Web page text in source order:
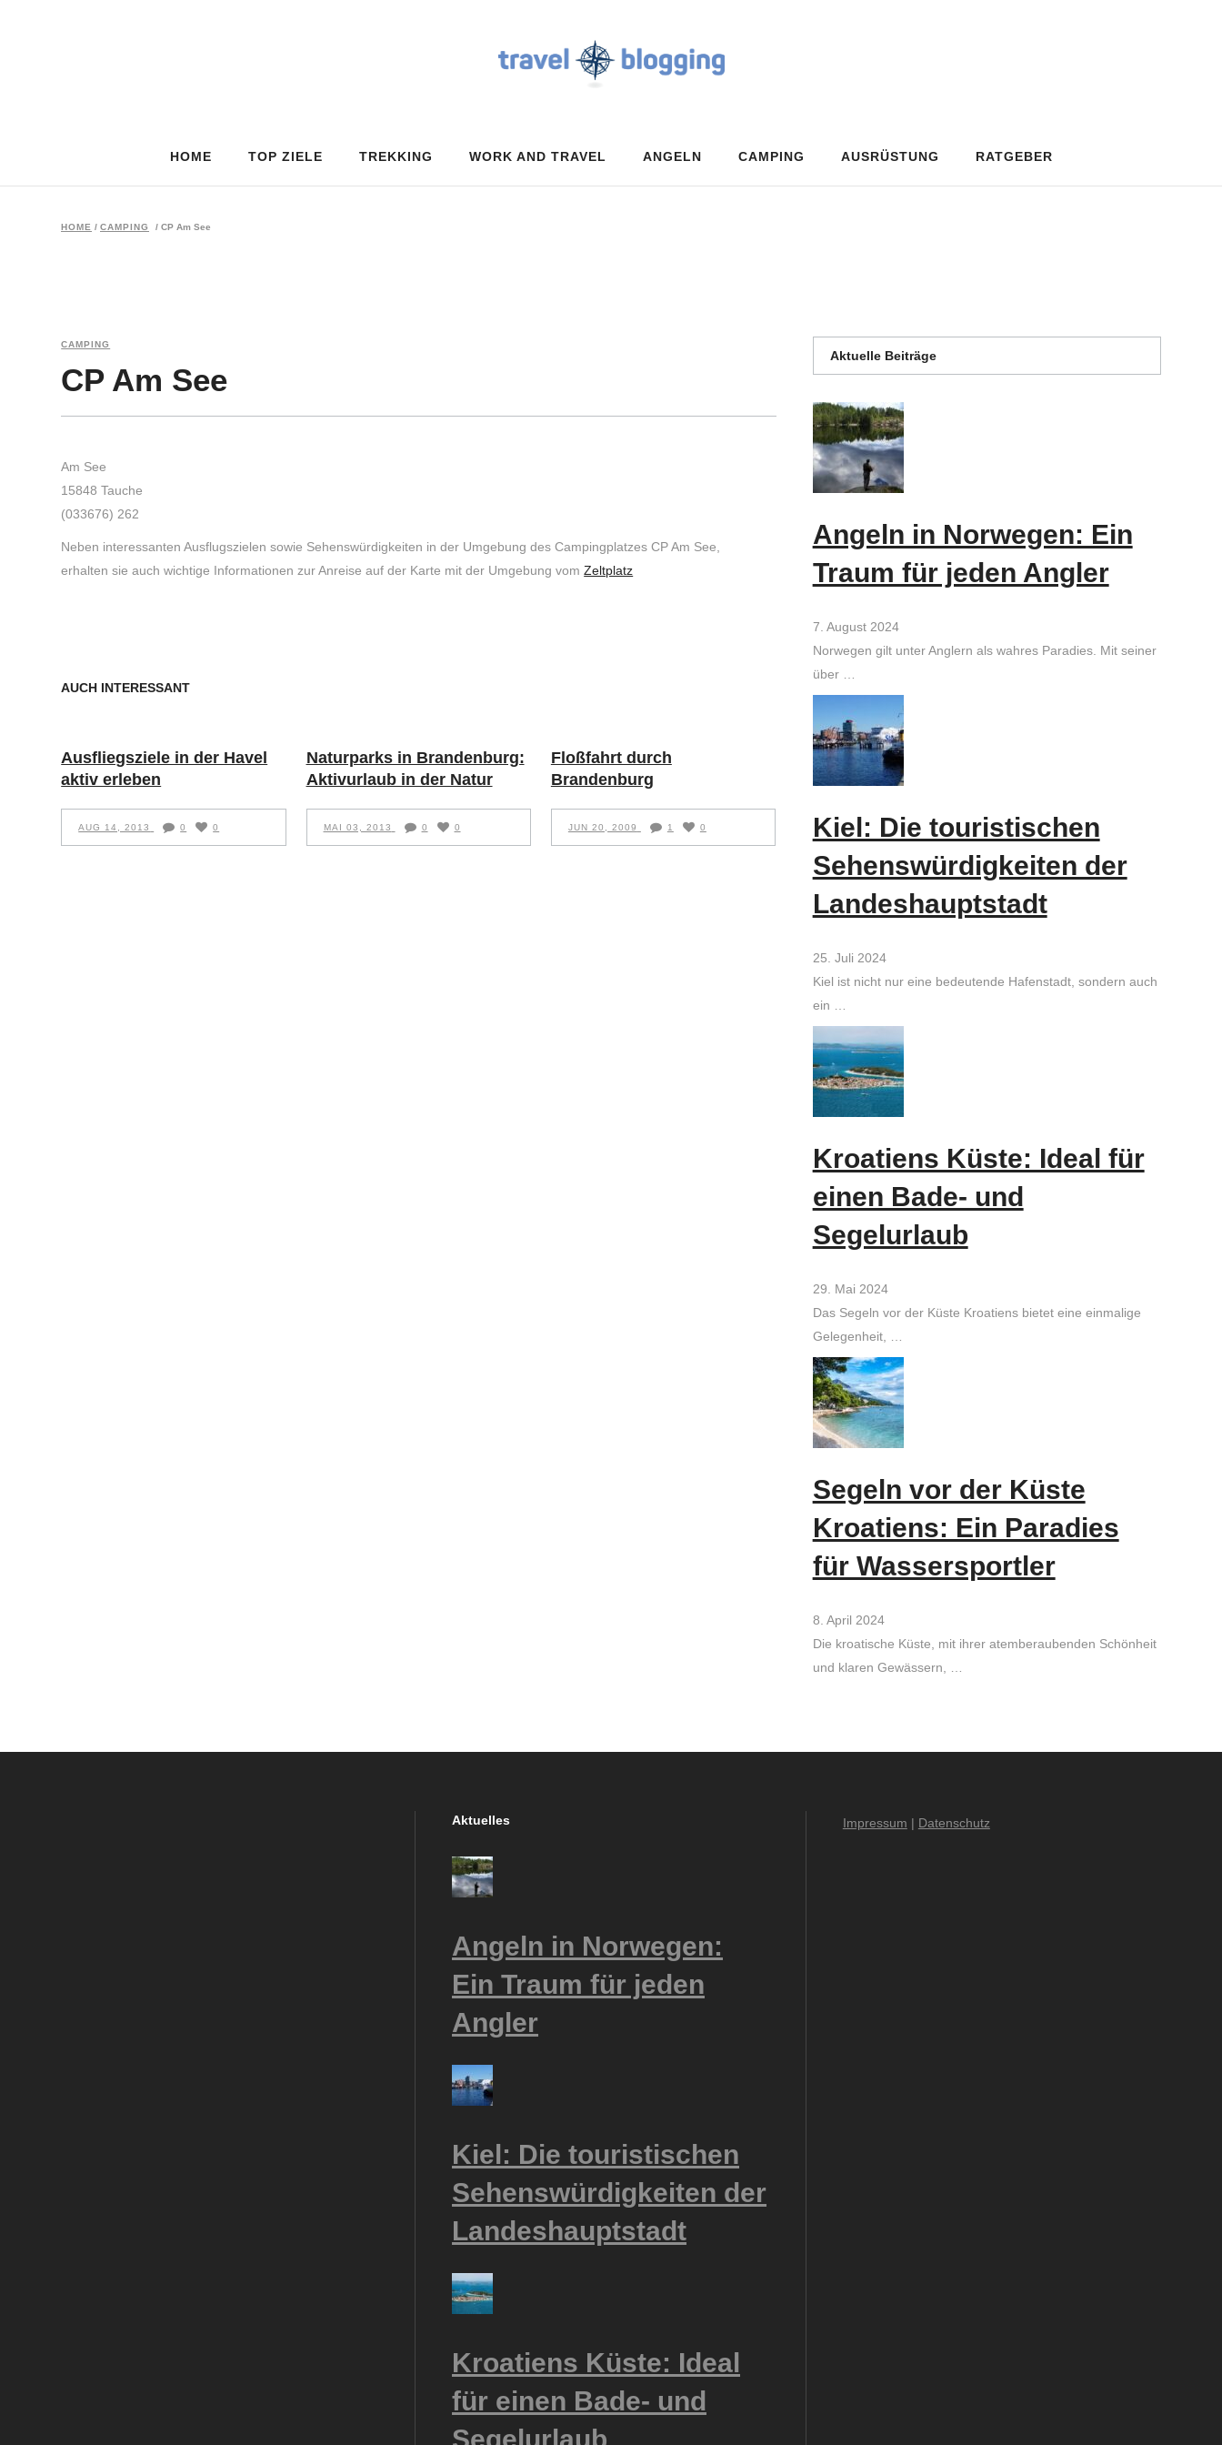
HOME TOP ZIELE TREKKING WORK AND TRAVEL ANGELN CAMPING AUSRÜSTUNG RATGEBER
HOME / CAMPING / CP Am See
CAMPING
CP Am See
Am See
15848 Tauche
(033676) 262
Neben interessanten Ausflugszielen sowie Sehenswürdigkeiten in der Umgebung des Campingplatzes CP Am See,
erhalten sie auch wichtige Informationen zur Anreise auf der Karte mit der Umgebung vomZeltplatz
AUCH INTERESSANT
Ausfliegsziele in der Havel
aktiv erleben
AUG 14, 2013 0 0
Naturparks in Brandenburg:
Aktivurlaub in der Natur
MAI 03, 2013 0 0
Floßfahrt durch
Brandenburg
JUN 20, 2009 1 0
Aktuelle Beiträge
Angeln in Norwegen: Ein
Traum für jeden Angler
7. August 2024
Norwegen gilt unter Anglern als wahres Paradies. Mit seiner
über …
Kiel: Die touristischen
Sehenswürdigkeiten der
Landeshauptstadt
25. Juli 2024
Kiel ist nicht nur eine bedeutende Hafenstadt, sondern auch
ein …
Kroatiens Küste: Ideal für
einen Bade- und
Segelurlaub
29. Mai 2024
Das Segeln vor der Küste Kroatiens bietet eine einmalige
Gelegenheit, …
Segeln vor der Küste
Kroatiens: Ein Paradies
für Wassersportler
8. April 2024
Die kroatische Küste, mit ihrer atemberaubenden Schönheit
und klaren Gewässern, …
Aktuelles
Angeln in Norwegen:
Ein Traum für jeden
Angler
Kiel: Die touristischen
Sehenswürdigkeiten der
Landeshauptstadt
Kroatiens Küste: Ideal
für einen Bade- und
Impressum | Datenschutz